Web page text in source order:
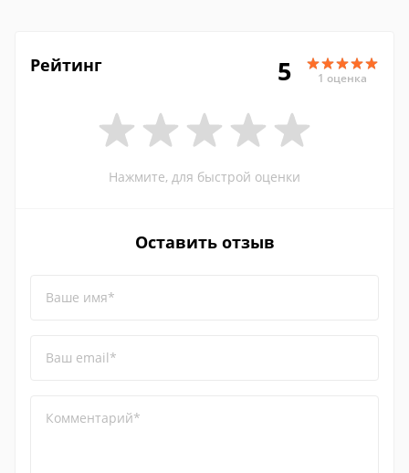
Рейтинг 5 1 оценка
Нажмите, для быстрой оценки
Оставить отзыв
Ваше имя*
Ваш email*
Комментарий*